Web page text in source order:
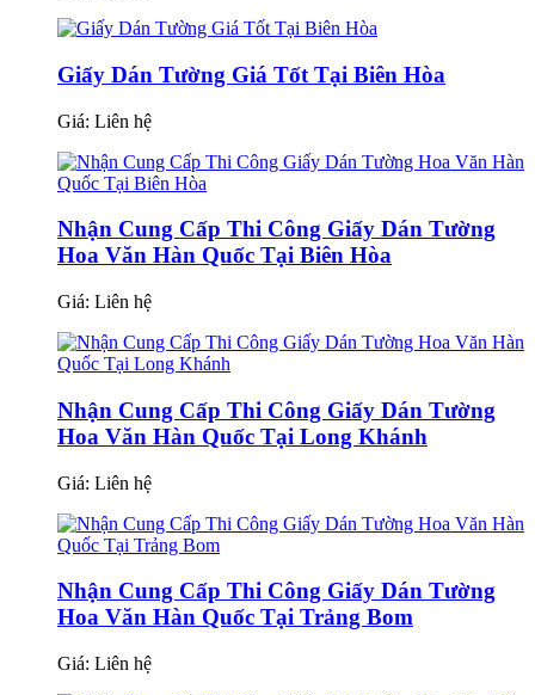
Giấy Dán Tường Giá Tốt Tại Biên Hòa
Giá: Liên hệ
Nhận Cung Cấp Thi Công Giấy Dán Tường
Hoa Văn Hàn Quốc Tại Biên Hòa
Giá: Liên hệ
Nhận Cung Cấp Thi Công Giấy Dán Tường
Hoa Văn Hàn Quốc Tại Long Khánh
Giá: Liên hệ
Nhận Cung Cấp Thi Công Giấy Dán Tường
Hoa Văn Hàn Quốc Tại Trảng Bom
Giá: Liên hệ